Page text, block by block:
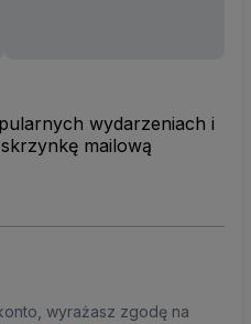
wydarzeniach i
mailową
wyrażasz zgodę na